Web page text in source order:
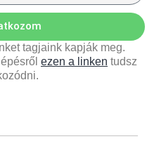
tagjaink kapják meg.
ezen a linken tudsz